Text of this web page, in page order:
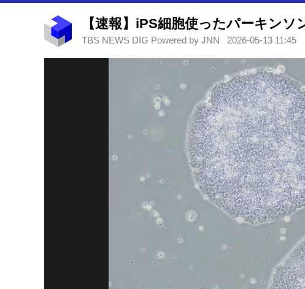
TBS NEWS DIG Powered by JNN 2026-05-13 11:45